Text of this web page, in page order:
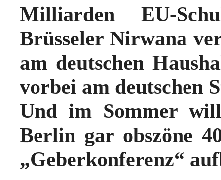
Milliarden EU-
Brüsseler Nirwana
am deutschen
vorbei am deutschen
Und im Sommer
Berlin gar obszöne
„Geberkonferenz“